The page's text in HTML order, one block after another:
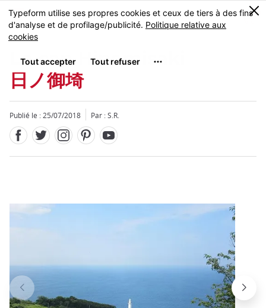
Skip
to
main
MENU
0
Le cap Hinomisaki
日ノ御埼
Publié le : 25/07/2018 Par : S.R.
Fermer